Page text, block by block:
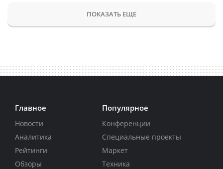
ПОКАЗАТЬ ЕЩЕ
Главное
Новости
Аналитика
Рейтинги
Обзоры
Популярное
Конференции
Специальные проекты
Маркет
Техника